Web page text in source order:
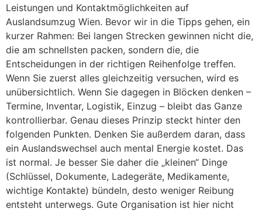
Leistungen und Kontaktmöglichkeiten auf
Auslandsumzug Wien. Bevor wir in die Tipps gehen, ein
kurzer Rahmen: Bei langen Strecken gewinnen nicht die,
die am schnellsten packen, sondern die, die
Entscheidungen in der richtigen Reihenfolge treffen.
Wenn Sie zuerst alles gleichzeitig versuchen, wird es
unübersichtlich. Wenn Sie dagegen in Blöcken denken –
Termine, Inventar, Logistik, Einzug – bleibt das Ganze
kontrollierbar. Genau dieses Prinzip steckt hinter den
folgenden Punkten. Denken Sie außerdem daran, dass
ein Auslandswechsel auch mental Energie kostet. Das
ist normal. Je besser Sie daher die „kleinen“ Dinge
(Schlüssel, Dokumente, Ladegeräte, Medikamente,
wichtige Kontakte) bündeln, desto weniger Reibung
entsteht unterwegs. Gute Organisation ist hier nicht